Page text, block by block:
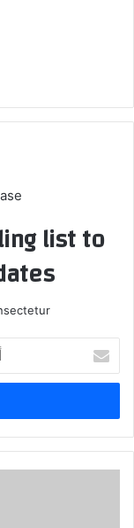
list to
بريدك
الإلكتروني